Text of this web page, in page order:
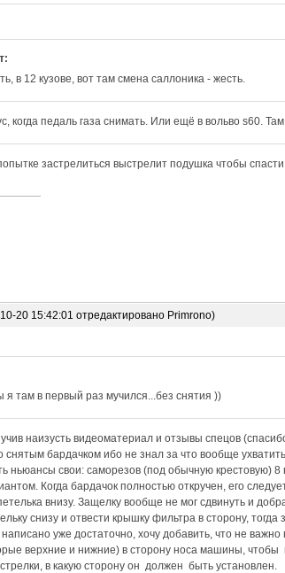
в 12 кузове, вот там смена саллоника - жесть.
когда педаль газа снимать. Или ещё в вольво s60.
застрелиться выстрелит подушка чтобы
20 15:42:01 отредактировано Primrono)
я там в первый раз мучился...без снятия ))
наизусть видеоматериал и отзывы спецов
бардачком ибо не знал за что вообще
ньюансы свои: саморезов (под обычную крестовую)
Когда бардачок полностью откручен, его
внизу. Защелку вообще не мог сдвинуть и
снизу и отвести крышку фильтра в сторону,
уже достаточно, хочу добавить, что не
верхние и нижние) в сторону носа машины,
в какую сторону он должен быть установлен.